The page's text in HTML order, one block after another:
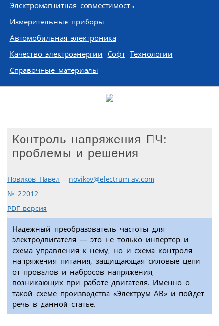
Электромагнитная совместимость
Измерительные приборы
Автомобильная электроника
Качество электроэнергии Софт Технологии
Справочные материалы
Контроль напряжения ПЧ:
проблемы и решения
Новиков Павел - novikov@electrum-av.com
№ 2’2012
PDF версия
Надежный преобразователь частоты для
электродвигателя — это не только инвертор и
схема управления к нему, но и схема контроля
напряжения питания, защищающая силовые цепи
от провалов и набросов напряжения,
возникающих при работе двигателя. Именно о
такой схеме производства «Электрум АВ» и пойдет
речь в данной статье.